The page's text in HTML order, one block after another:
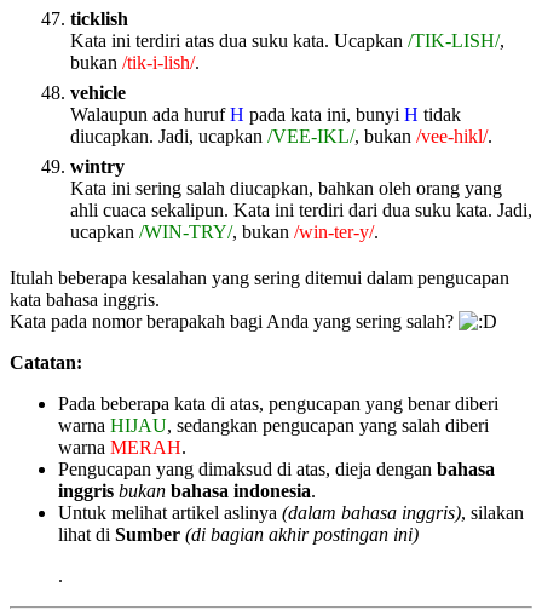
ticklish
Kata ini terdiri atas dua suku kata. Ucapkan /TIK-LISH/,
bukan /tik-i-lish/.
vehicle
Walaupun ada hurufH pada kata ini, bunyi H tidak
diucapkan. Jadi, ucapkan /VEE-IKL/, bukan /vee-hikl/.
wintry
Kata ini sering salah diucapkan, bahkan oleh orang yang
ahli cuaca sekalipun. Kata ini terdiri dari dua suku kata. Jadi,
ucapkan /WIN-TRY/, bukan /win-ter-y/.
Itulah beberapa kesalahan yang sering ditemui dalam pengucapan
kata bahasa inggris.
Kata pada nomor berapakah bagi Anda yang sering salah?
Catatan:
Pada beberapa kata di atas, pengucapan yang benar diberi
warna HIJAU, sedangkan pengucapan yang salah diberi
warna MERAH.
Pengucapan yang dimaksud di atas, dieja dengan bahasa
inggris bukan bahasa indonesia.
Untuk melihat artikel aslinya (dalam bahasa inggris), silakan
lihat di Sumber (di bagian akhir postingan ini)
.